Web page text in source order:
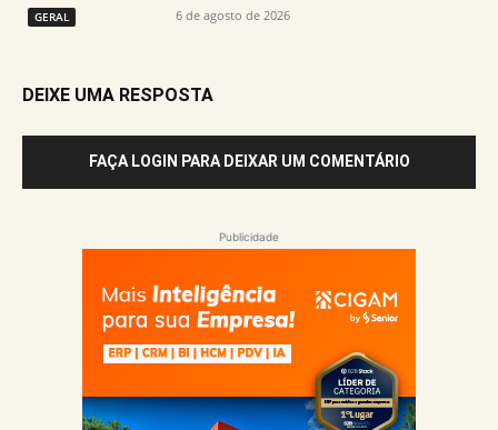
GERAL 6 de agosto de 2026
DEIXE UMA RESPOSTA
FAÇA LOGIN PARA DEIXAR UM COMENTÁRIO
Publicidade